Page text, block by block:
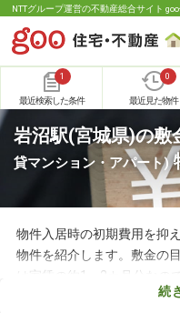
NTTグループ運営の不動産総合サイト
1
最近検索した条件
0
最近見た物件
岩沼駅(宮城県)の敷
貸マンション・アパート)
物件入居時の初期費用を抑
物件を紹介します。敷金の
は家賃の約1～2カ月分なの
用意しなければなりません
続